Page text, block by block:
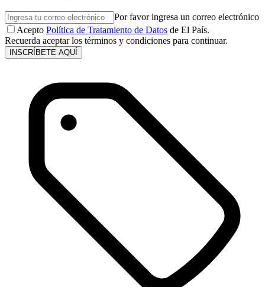
Por favor ingresa un correo electrónico
Acepto Política de Tratamiento de Datos de El País.
Recuerda aceptar los términos y condiciones para continuar.
INSCRÍBETE AQUÍ